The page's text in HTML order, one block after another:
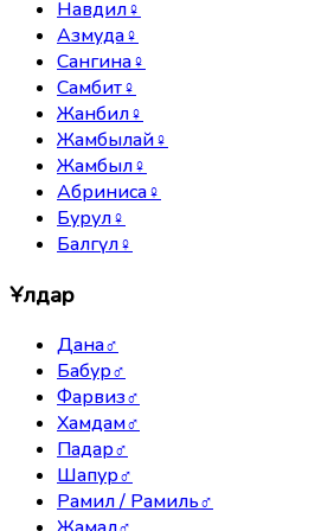
Навдил♀
Азмуда♀
Сангина♀
Самбит♀
Жанбил♀
Жамбылай♀
Жамбыл♀
Абриниса♀
Бурул♀
Балгүл♀
Ұлдар
Дана♂
Бабур♂
Фарвиз♂
Хамдам♂
Падар♂
Шапур♂
Рамил / Рамиль♂